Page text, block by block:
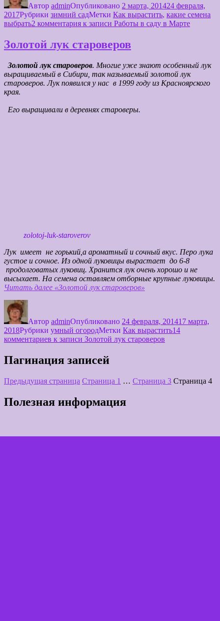
Автор adminОпубликовано 2 марта, 201424 февраля,
2017Рубрики зимний садМетки Как вырастить, какие семена
выбрать2 комментария к записи Работы в саду в Марте
Золотой лук староверов
Золотой лук староверов. Многие уже знают особенный лук
выращиваемый в Сибири, так называемый золотой лук
староверов. Лук появился у нас в 1999 году из Красноярского
края.
Его выращивали в деревнях староверы.
zolotoj-luk-staroverov
Лук имеет не горький,а ароматный и сочный вкус. Перо лука
густое и сочное. Из одной луковицы вырастает до 6-8
продолговатых луковиц. Хранится лук очень хорошо и не
высыхает. На семена оставляем отборные крупные луковицы.
Читать далее «Золотой лук староверов»
Автор adminОпубликовано 24 февраля, 201417 марта,
2018Рубрики умный огородМетки Как вырастить14
комментариев к записи Золотой лук староверов
Пагинация записей
Предыдущая страница Страница 1 … Страница 3 Страница 4
Полезная информация